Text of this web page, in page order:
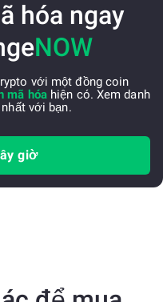
hóa ngay
NOW
với một đồng coin
mã hóahiện có. Xem danh
với bạn.
giờ